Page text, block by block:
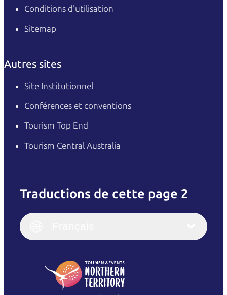
Conditions d'utilisation
Sitemap
Autres sites
Site Institutionnel
Conférences et conventions
Tourism Top End
Tourism Central Australia
Traductions de cette page 2
English
(Singapore)
Italiano
繁體中文